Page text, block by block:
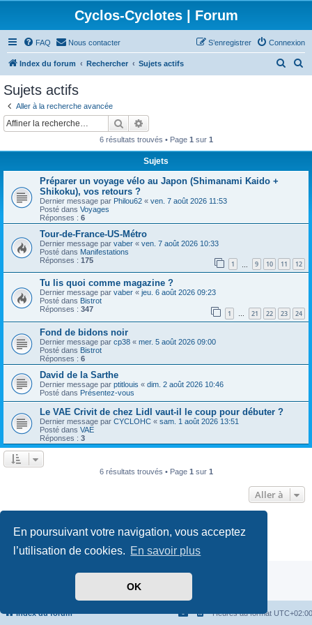
En poursuivant votre navigation, vous acceptez
l’utilisation de cookies. En savoir plus
OK
Cyclos-Cyclotes | Forum
FAQ Nous contacter Connexion
S’enregistrer
Index du forum Rechercher Sujets actifs
Sujets actifs
Aller à la recherche avancée
Rechercher
6 résultats trouvés • Page 1 sur 1
Sujets
Préparer un voyage vélo au Japon (Shimanami Kaido +
Shikoku), vos retours ?
Dernier message par Philou62 « ven. 7 août 2026 11:53
Posté dans Voyages
Réponses : 6
Tour-de-France-US-Métro
Dernier message par vaber « ven. 7 août 2026 10:33
Posté dans Manifestations
Réponses : 175 1 9 10 11 12
Tu lis quoi comme magazine ?
Dernier message par vaber « jeu. 6 août 2026 09:23
Posté dans Bistrot
Réponses : 347 1 … 21 22 23 24
Fond de bidons noir
Dernier message par cp38 « mer. 5 août 2026 09:00
Posté dans Bistrot
Réponses : 6
David de la Sarthe
Dernier message par ptitlouis « dim. 2 août 2026 10:46
Posté dans Présentez-vous
Le VAE Crivit de chez Lidl vaut-il le coup pour débuter ?
Dernier message par CYCLOHC « sam. 1 août 2026 13:51
Posté dans VAE
Réponses : 3
6 résultats trouvés • Page 1 sur 1
Aller à
Index du forum Heures au format UTC+02:00
Traduit parphpBB-fr.com
Confidentialité|Conditions